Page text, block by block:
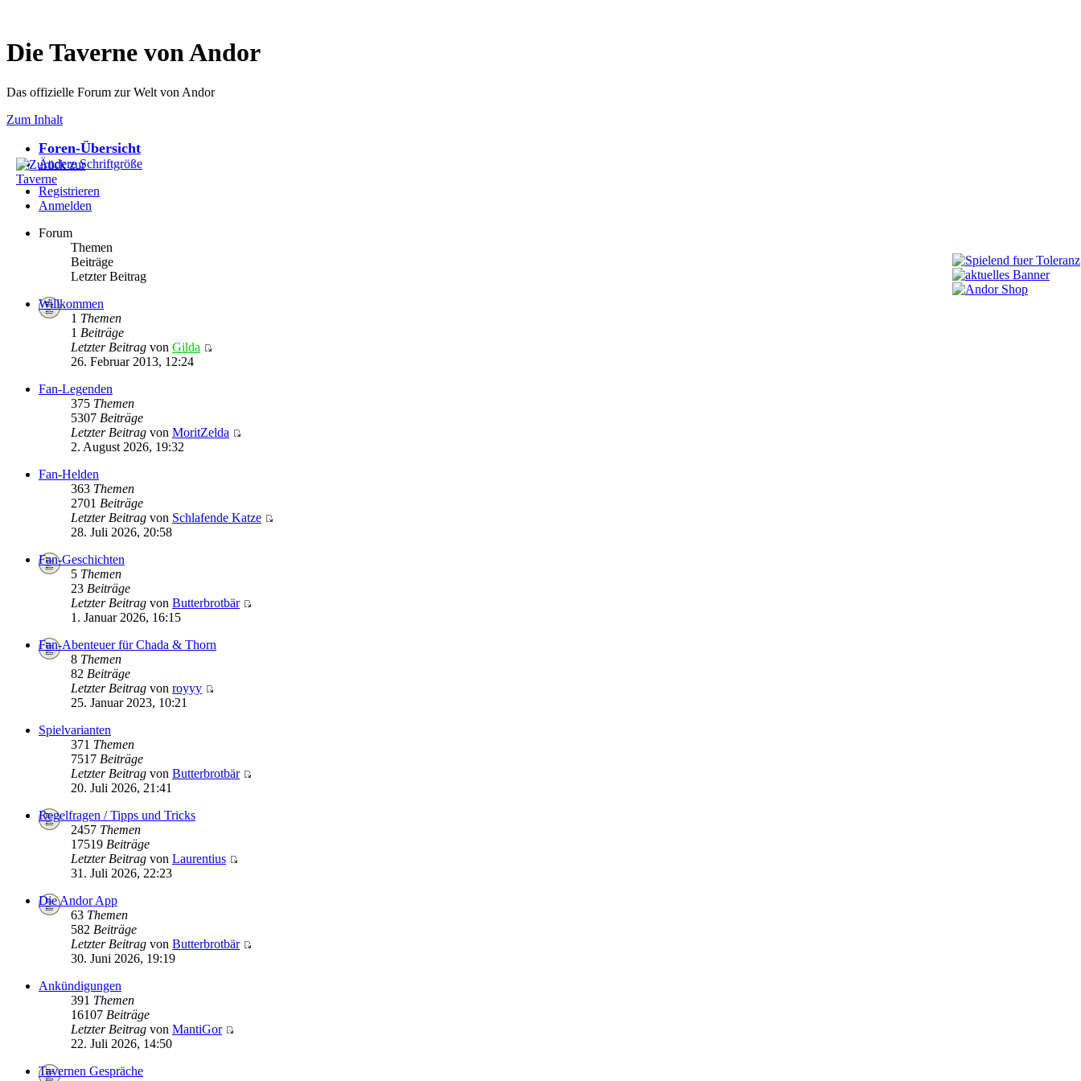
Die Taverne von Andor
Das offizielle Forum zur Welt von Andor
Zum Inhalt
Foren-Übersicht
Ändere Schriftgröße
Registrieren
Anmelden
Forum
Themen
Beiträge
Letzter Beitrag
Willkommen
1 Themen
1 Beiträge
Letzter Beitrag von Gilda
26. Februar 2013, 12:24
Fan-Legenden
375 Themen
5307 Beiträge
Letzter Beitrag von MoritZelda
2. August 2026, 19:32
Fan-Helden
363 Themen
2701 Beiträge
Letzter Beitrag von Schlafende Katze
28. Juli 2026, 20:58
Fan-Geschichten
5 Themen
23 Beiträge
Letzter Beitrag von Butterbrotbär
1. Januar 2026, 16:15
Fan-Abenteuer für Chada & Thorn
8 Themen
82 Beiträge
Letzter Beitrag von royyy
25. Januar 2023, 10:21
Spielvarianten
371 Themen
7517 Beiträge
Letzter Beitrag von Butterbrotbär
20. Juli 2026, 21:41
Regelfragen / Tipps und Tricks
2457 Themen
17519 Beiträge
Letzter Beitrag von Laurentius
31. Juli 2026, 22:23
Die Andor App
63 Themen
582 Beiträge
Letzter Beitrag von Butterbrotbär
30. Juni 2026, 19:19
Ankündigungen
391 Themen
16107 Beiträge
Letzter Beitrag von MantiGor
22. Juli 2026, 14:50
Tavernen Gespräche